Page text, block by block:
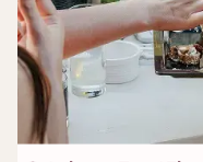
rywalizacji z tykającym
celebrowanie każdej